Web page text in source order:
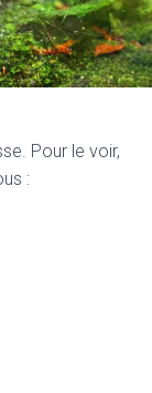
Pour le voir,
: